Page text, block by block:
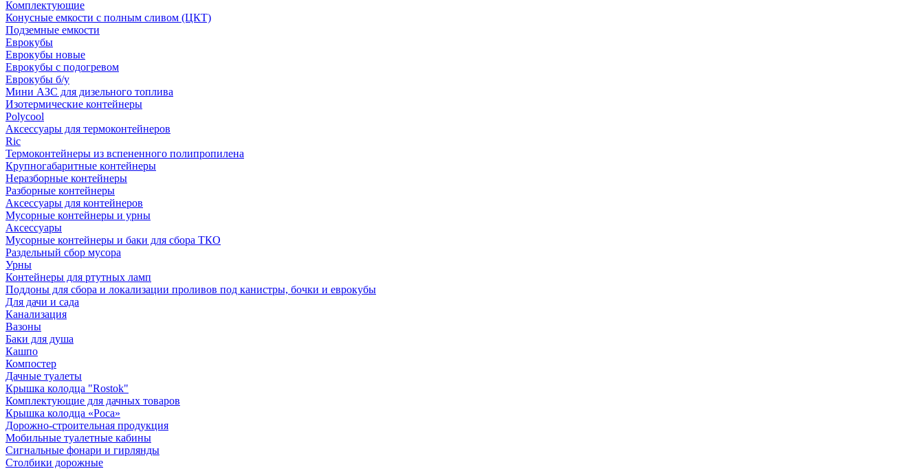
Комплектующие
Конусные емкости с полным сливом (ЦКТ)
Подземные емкости
Еврокубы
Еврокубы новые
Еврокубы с подогревом
Еврокубы б/у
Мини АЗС для дизельного топлива
Изотермические контейнеры
Polycool
Аксессуары для термоконтейнеров
Ric
Термоконтейнеры из вспененного полипропилена
Крупногабаритные контейнеры
Неразборные контейнеры
Разборные контейнеры
Аксессуары для контейнеров
Мусорные контейнеры и урны
Аксессуары
Мусорные контейнеры и баки для сбора ТКО
Раздельный сбор мусора
Урны
Контейнеры для ртутных ламп
Поддоны для сбора и локализации проливов под канистры, бочки и еврокубы
Для дачи и сада
Канализация
Вазоны
Баки для душа
Кашпо
Компостер
Дачные туалеты
Крышка колодца "Rostok"
Комплектующие для дачных товаров
Крышка колодца «Роса»
Дорожно-строительная продукция
Мобильные туалетные кабины
Сигнальные фонари и гирлянды
Столбики дорожные